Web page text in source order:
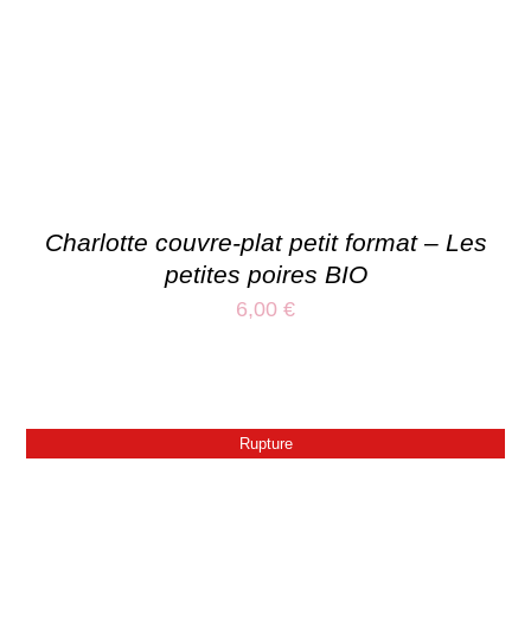
Charlotte couvre-plat petit format – Les
petites poires BIO
6,00 €
Rupture